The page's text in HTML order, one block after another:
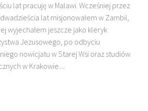
lat pracuję w Malawi. Wcześniej przez
lat misjonowałem w Zambii,
wyjechałem jeszcze jako kleryk
Jezusowego, po odbyciu
nowicjatu w Starej Wsi oraz studiów
w Krakowie....
O. TADEUSZ